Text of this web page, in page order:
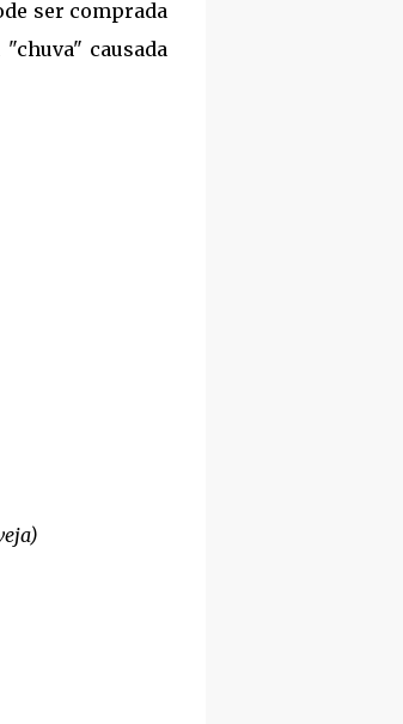
ser comprada
causada